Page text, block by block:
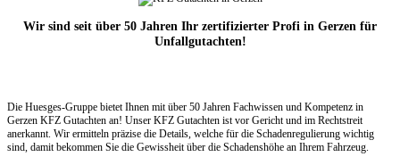
Wir sind seit über 50 Jahren Ihr zertifizierter Profi in Gerzen für
Unfallgutachten!
Die Huesges-Gruppe bietet Ihnen mit über 50 Jahren Fachwissen und Kompetenz in
Gerzen KFZ Gutachten an! Unser KFZ Gutachten ist vor Gericht und im Rechtstreit
anerkannt. Wir ermitteln präzise die Details, welche für die Schadenregulierung wichtig
sind, damit bekommen Sie die Gewissheit über die Schadenshöhe an Ihrem Fahrzeug.